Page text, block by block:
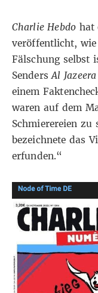
Charlie Hebdohat
veröffentlicht, wie
Fälschung selbst
SendersAl Jazeera
einem
waren auf dem
Schmierereien zu
bezeichnete das
erfunden.“